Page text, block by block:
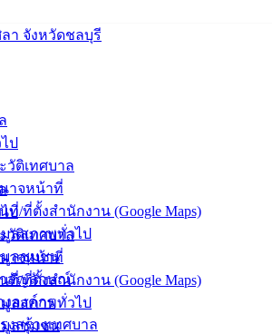
ป
วัติเทศบาล
าจหน้าที่
ที่/ที่ตั้งสำนักงาน (Google Maps)
ลสภาพทั่วไป
ลชุมชน
สัญลักษณ์
งองค์กร
งสร้างเทศบาล
ป
วัติเทศบาล
าจหน้าที่
ที่/ที่ตั้งสำนักงาน (Google Maps)
ลสภาพทั่วไป
ลชุมชน
ที่ดินและสิ่งปลูกสร้าง ประจำปี 2566
ลาภาษีที่ดินและสิ่งปลูก
2566
vichakarn